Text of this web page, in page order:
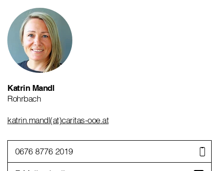
Katrin Mandl
Rohrbach
katrin.mandl(at)caritas-ooe.at
0676 8776 2019